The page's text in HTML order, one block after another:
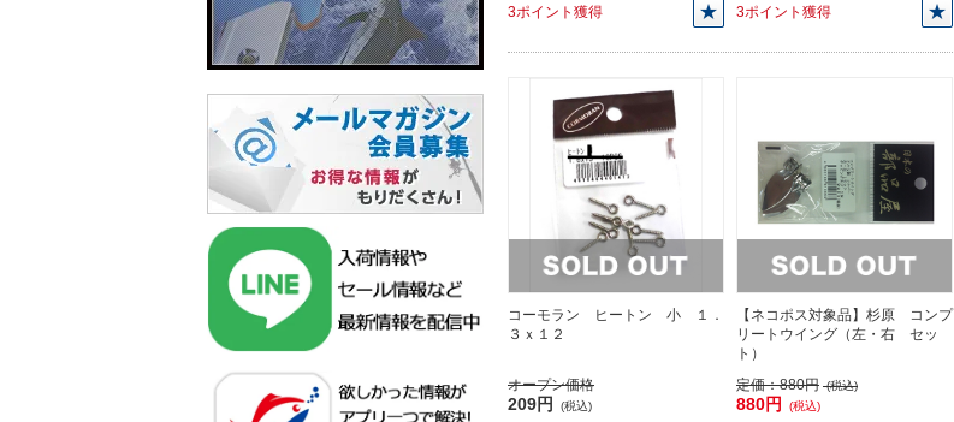
3ポイント獲得 3ポイント獲得
コーモラン ヒートン 小 １．
３ｘ１２
オープン価格
209円 (税込)
【ネコポス対象品】杉原 コンプ
リートウイング（左・右 セッ
ト）
定価：880円 (税込)
880円 (税込)